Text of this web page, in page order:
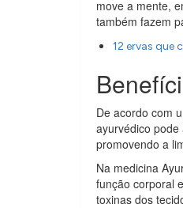
move a mente,
também fazem
12 ervas que
De acordo com
ayurvédico
promovendo a
Na medicina
função corporal
toxinas dos